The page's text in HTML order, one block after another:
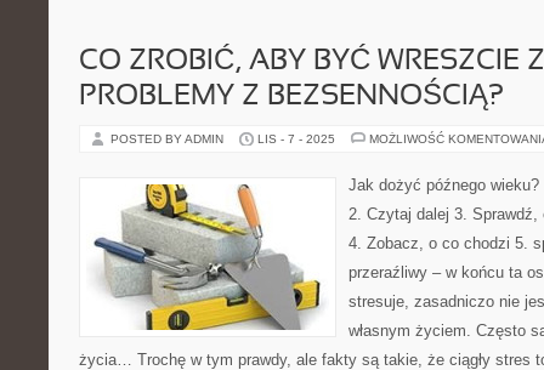
CO ZROBIĆ, ABY BYĆ WRESZCIE
PROBLEMY Z BEZSENNOŚCIĄ?
POSTED BY ADMIN LIS - 7 - 2025 MOŻLIWOŚĆ
Jak dożyć późnego
2. Czytaj dalej 3.
4. Zobacz, o co chodzi 5.
przeraźliwy – w końcu ta
stresuje, zasadniczo nie
własnym życiem. Często
życia… Trochę w tym prawdy, ale fakty są takie, że ciągły stres